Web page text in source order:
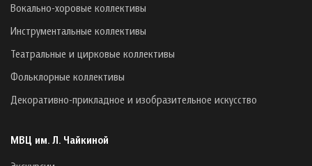
Вокально-хоровые коллективы
Инструментальные коллективы
Театральные и цирковые коллективы
Фольклорные коллективы
Декоративно-прикладное и изобразительное искусство
МВЦ им. Л. Чайкиной